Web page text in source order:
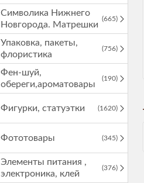
Символика Нижнего
Новгорода. Матрешки
(665)
Упаковка, пакеты,
флористика
(756)
Фен-шуй,
обереги,ароматовары
(190)
Фигурки, статуэтки (1620)
Фототовары (345)
Элементы питания ,
электроника, клей
(376)